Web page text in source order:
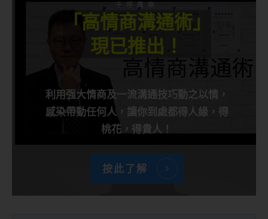
千呼萬喚
「高情商溝通術」
現已推出！
利用强大情商及一流溝通技巧動之以情，
感染帶動任何人，讓你到處都得人緣，得
桃花，得貴人！
按此了解